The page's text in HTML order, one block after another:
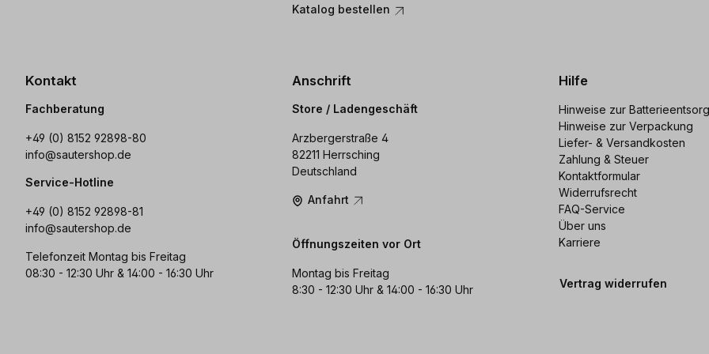
Katalog bestellen
Kontakt
Fachberatung
+49 (0) 8152 92898-80
info@sautershop.de
Service-Hotline
+49 (0) 8152 92898-81
info@sautershop.de
Telefonzeit Montag bis Freitag
08:30 - 12:30 Uhr & 14:00 - 16:30 Uhr
Anschrift
Store / Ladengeschäft
Arzbergerstraße 4
82211 Herrsching
Deutschland
Anfahrt
Öffnungszeiten vor Ort
Montag bis Freitag
8:30 - 12:30 Uhr & 14:00 - 16:30 Uhr
Hilfe
Hinweise zur
Hinweise zur Verpackung
Liefer- & Versandkosten
Zahlung & Steuer
Kontaktformular
Widerrufsrecht
FAQ-Service
Über uns
Karriere
Vertrag widerrufen